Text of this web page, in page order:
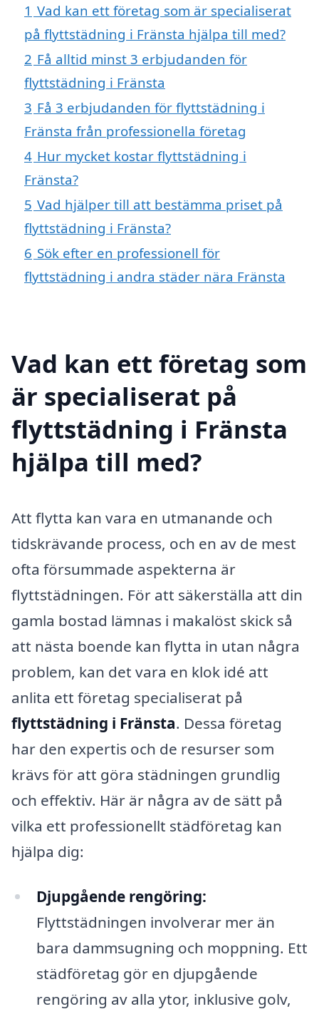
1 Vad kan ett företag som är specialiserat
på flyttstädning i Fränsta hjälpa till med?
2 Få alltid minst 3 erbjudanden för
flyttstädning i Fränsta
3 Få 3 erbjudanden för flyttstädning i
Fränsta från professionella företag
4 Hur mycket kostar flyttstädning i
Fränsta?
5 Vad hjälper till att bestämma priset på
flyttstädning i Fränsta?
6 Sök efter en professionell för
flyttstädning i andra städer nära Fränsta
Vad kan ett företag som
är specialiserat på
flyttstädning i Fränsta
hjälpa till med?
Att flytta kan vara en utmanande och
tidskrävande process, och en av de mest
ofta försummade aspekterna är
flyttstädningen. För att säkerställa att din
gamla bostad lämnas i makalöst skick så
att nästa boende kan flytta in utan några
problem, kan det vara en klok idé att
anlita ett företag specialiserat på
flyttstädning i Fränsta. Dessa företag
har den expertis och de resurser som
krävs för att göra städningen grundlig
och effektiv. Här är några av de sätt på
vilka ett professionellt städföretag kan
hjälpa dig:
Djupgående rengöring:
Flyttstädningen involverar mer än
bara dammsugning och moppning. Ett
städföretag gör en djupgående
rengöring av alla ytor, inklusive golv,